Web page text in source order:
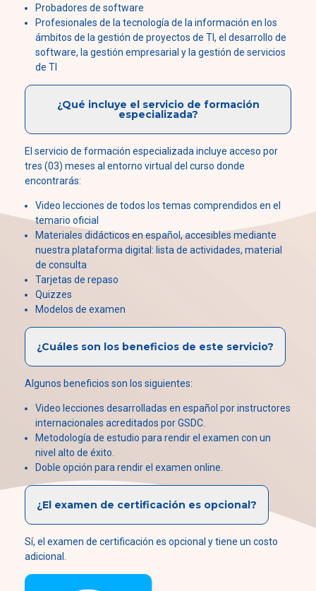
Probadores de software
Profesionales de la tecnología de la información en los
ámbitos de la gestión de proyectos de TI, el desarrollo de
software, la gestión empresarial y la gestión de servicios
de TI
¿Qué incluye el servicio de formación
especializada?
El servicio de formación especializada incluye acceso por
tres (03) meses al entorno virtual del curso donde
encontrarás:
Video lecciones de todos los temas comprendidos en el
temario oficial
Materiales didácticos en español, accesibles mediante
nuestra plataforma digital: lista de actividades, material
de consulta
Tarjetas de repaso
Quizzes
Modelos de examen
¿Cuáles son los beneficios de este servicio?
Algunos beneficios son los siguientes:
Video lecciones desarrolladas en español por instructores
internacionales acreditados por GSDC.
Metodología de estudio para rendir el examen con un
nivel alto de éxito.
Doble opción para rendir el examen online.
¿El examen de certificación es opcional?
Sí, el examen de certificación es opcional y tiene un costo
adicional.